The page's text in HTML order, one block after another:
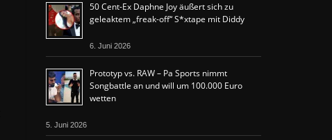
50 Cent-Ex Daphne Joy äußert sich zu
geleaktem „freak-off“ S*xtape mit Diddy
6. Juni 2026
Prototyp vs. RAW – Pa Sports nimmt
Songbattle an und will um 100.000 Euro
wetten
5. Juni 2026